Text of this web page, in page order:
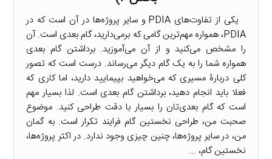
یکی از تفاوت‌های PDIA و سایر پروژه‌ها در آن است که در
PDIA، همواره مهم‌ترین گامی که برمی‌دارید، گام بعدی است. آن
را مشخص می‌کنید و از آن می‌آموزید. برداشتن گام بعدی
همواره شما را به یک گام دیگر می‌رساند. درست است که تصور
کلی دربارۀ مسیری که می‌خواهید بپیمایید دارید، اما کاری که
فعلا باید انجام دهید، برداشتن گام بعدی است. لذا بسیار مهم
است که گام بعدی‌تان را بسیار با دقت طراحی کنید. موضوع
صحبت من، طراحی نخستین گام فرایند تکرار است. به گمان
من، در سایر پروژه‌ها، چنین چیزی وجود ندارد. در اکثر پروژه‌ها،
نخستین گام، ...